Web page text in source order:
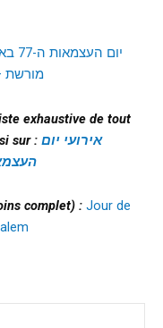
יום
מורשת
exhaustive de tout
sur : אירועי יום
העצמאות 2025
complet) : Jour de